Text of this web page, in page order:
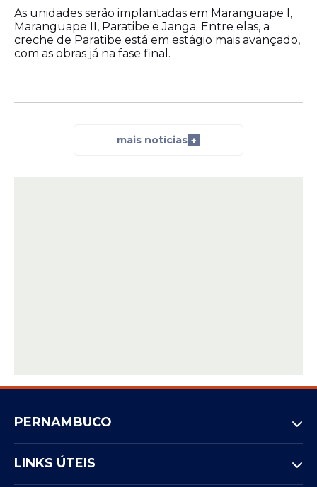
As unidades serão implantadas em Maranguape I,
Maranguape II, Paratibe e Janga. Entre elas, a
creche de Paratibe está em estágio mais avançado,
com as obras já na fase final.
mais notícias +
PERNAMBUCO
LINKS ÚTEIS